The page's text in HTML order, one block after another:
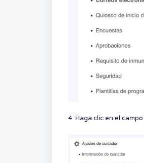
4. Haga clic en el campo